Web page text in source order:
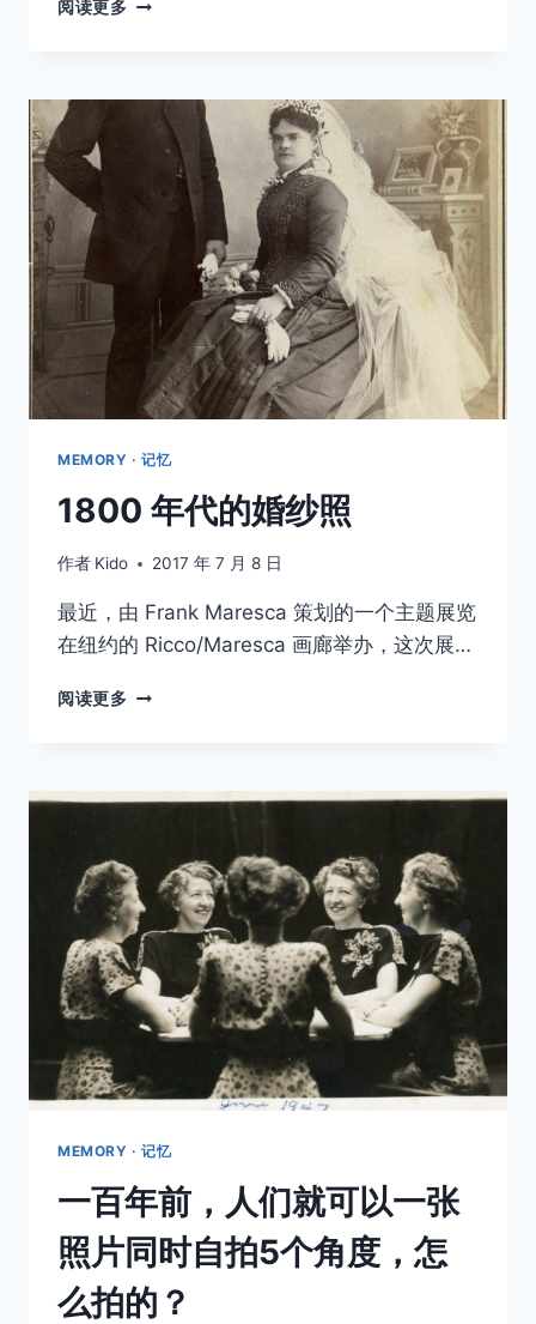
阅读更多
的
MEMORY · 记忆
1800 年代的婚纱照
作者 Kido 2017 年 7 月 8 日
最近，由 Frank Maresca 策划的一个主题展览
在纽约的 Ricco/Maresca 画廊举办，这次展…
阅读更多 1800
婚
MEMORY · 记忆
一百年前，人们就可以一张
照片同时自拍5个角度，怎
么拍的？